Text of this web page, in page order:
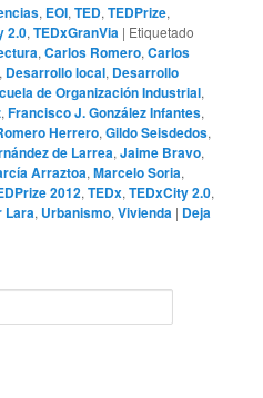
, EOI,TED,TEDPrize,
2.0,TEDxGranVia | Etiquetado
,Carlos Romero,Carlos
, Desarrollo local, Desarrollo
de Organización Industrial,
,Francisco J. González Infantes,
Herrero,Gildo Seisdedos,
de Larrea,Jaime Bravo,
Arraztoa,Marcelo Soria,
2012,TEDx,TEDxCity 2.0,
Lara, Urbanismo,Vivienda | Deja